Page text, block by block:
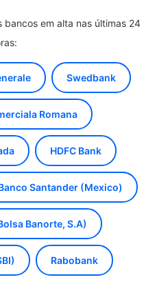
bancos em alta nas últimas 24
Swedbank
Romana
HDFC Bank
Santander (Mexico)
Banorte, S.A)
Rabobank